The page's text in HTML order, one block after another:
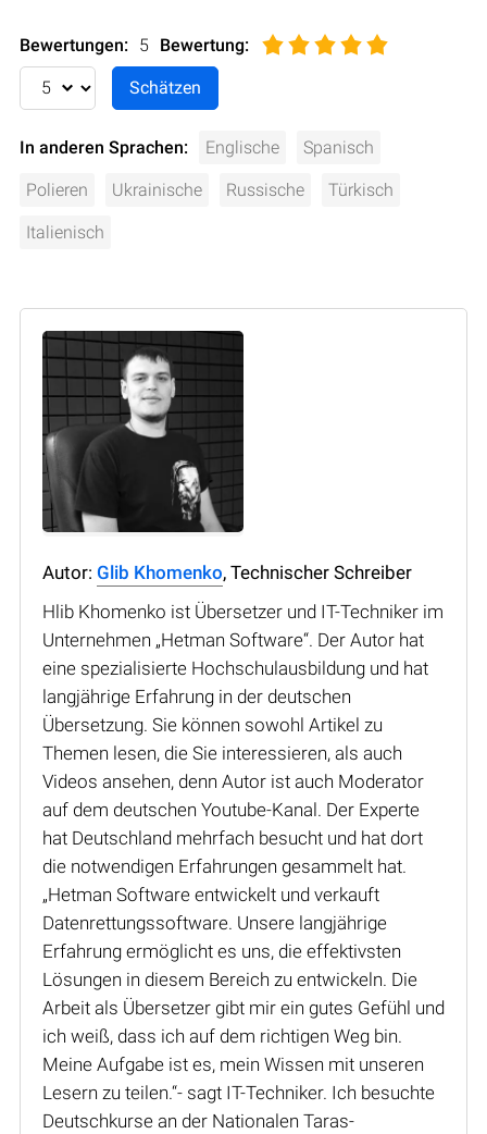
Bewertungen: 5 Bewertung:
In anderen Sprachen: Englische Spanisch
Polieren Ukrainische Russische Türkisch
Italienisch
Autor: Glib Khomenko, Technischer Schreiber
Hlib Khomenko ist Übersetzer und IT-Techniker im
Unternehmen „Hetman Software“. Der Autor hat
eine spezialisierte Hochschulausbildung und hat
langjährige Erfahrung in der deutschen
Übersetzung. Sie können sowohl Artikel zu
Themen lesen, die Sie interessieren, als auch
Videos ansehen, denn Autor ist auch Moderator
auf dem deutschen Youtube-Kanal. Der Experte
hat Deutschland mehrfach besucht und hat dort
die notwendigen Erfahrungen gesammelt hat.
„Hetman Software entwickelt und verkauft
Datenrettungssoftware. Unsere langjährige
Erfahrung ermöglicht es uns, die effektivsten
Lösungen in diesem Bereich zu entwickeln. Die
Arbeit als Übersetzer gibt mir ein gutes Gefühl und
ich weiß, dass ich auf dem richtigen Weg bin.
Meine Aufgabe ist es, mein Wissen mit unseren
Lesern zu teilen.“- sagt IT-Techniker. Ich besuchte
Deutschkurse an der Nationalen Taras-